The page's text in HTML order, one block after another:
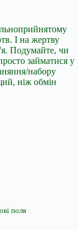
І на жертву
Подумайте, чи
займатися у
набору
ніж обмін
поля